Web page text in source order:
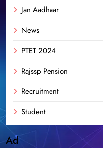
Jan Aadhaar
News
PTET 2024
Rajssp Pension
Recruitment
Student
Ad